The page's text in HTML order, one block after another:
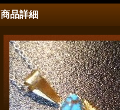
商品詳細